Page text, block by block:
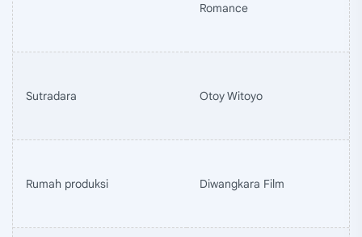
Romance
Sutradara Otoy Witoyo
Rumah produksi Diwangkara Film